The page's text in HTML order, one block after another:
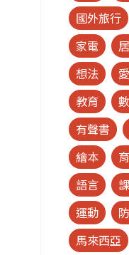
國外旅行
家電
想法
教育
有聲書
繪本
語言
運動
馬來西亞